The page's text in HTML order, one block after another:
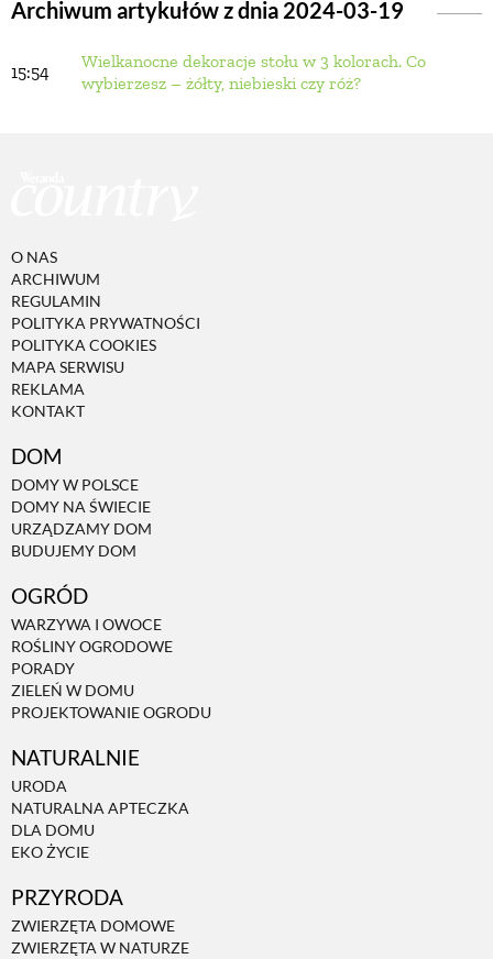
Archiwum artykułów z dnia 2024-03-19
15:54
Wielkanocne dekoracje stołu w 3 kolorach. Co
wybierzesz – żółty, niebieski czy róż?
O NAS
ARCHIWUM
REGULAMIN
POLITYKA PRYWATNOŚCI
POLITYKA COOKIES
MAPA SERWISU
REKLAMA
KONTAKT
DOM
DOMY W POLSCE
DOMY NA ŚWIECIE
URZĄDZAMY DOM
BUDUJEMY DOM
OGRÓD
WARZYWA I OWOCE
ROŚLINY OGRODOWE
PORADY
ZIELEŃ W DOMU
PROJEKTOWANIE OGRODU
NATURALNIE
URODA
NATURALNA APTECZKA
DLA DOMU
EKO ŻYCIE
PRZYRODA
ZWIERZĘTA DOMOWE
ZWIERZĘTA W NATURZE
BUDUJEMY DOM
PROJEKTOWANIE OGRODU
NATURALNA APTECZKA